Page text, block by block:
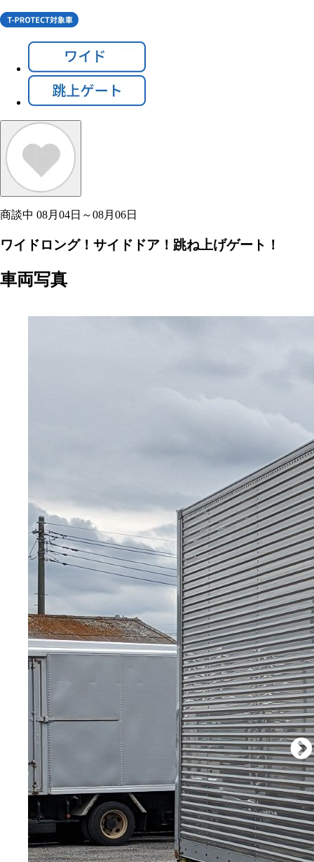
商談中 08月04日～08月06日
ワイドロング！サイドドア！跳ね上げゲート！
車両写真